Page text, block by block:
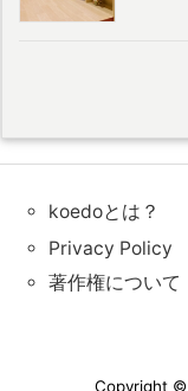
koedoとは？
Privacy Policy
著作権について
Copyright ©